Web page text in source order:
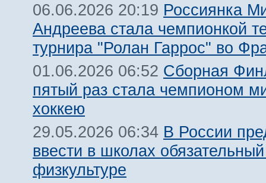
06.06.2026 20:19 Россиянка
Андреева стала чемпионкой
турнира "Ролан Гаррос" во
01.06.2026 06:52 Сборная
пятый раз стала чемпионом
хоккею
29.05.2026 06:34 В России
ввести в школах
физкультуре